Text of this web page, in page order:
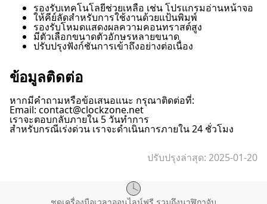
รองรับเทคโนโลยีช่วยเหลือ เช่น โปรแกรมอ่านหน้าจอ
ให้คีย์ลัดสำหรับการใช้งานด้วยแป้นพิมพ์
รองรับโหมดแสดงผลความคอนทราสต์สูง
มีตัวเลือกขนาดตัวอักษรหลายขนาด
ปรับปรุงฟังก์ชันการเข้าถึงอย่างต่อเนื่อง
ข้อมูลติดต่อ
หากมีคำถามหรือข้อเสนอแนะ กรุณาติดต่อที่:
Email: contact@clockzone.net
เราจะตอบกลับภายใน 5 วันทำการ
สำหรับกรณีเร่งด่วน เราจะดำเนินการภายใน 24 ชั่วโมง
ปรับปรุงล่าสุด: 2025-01-20